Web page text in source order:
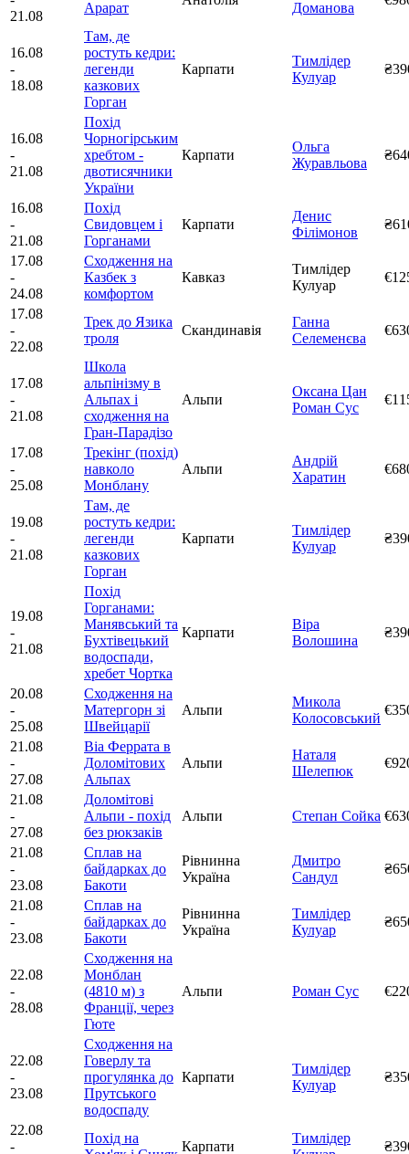
21.08
Арарат
Доманова
16.08
-
18.08
Там, де
ростуть кедри:
легенди
казкових
Горган
Карпати
Тимлідер
Кулуар
16.08
-
21.08
Похід
Чорногірським
хребтом -
двотисячники
України
Карпати
Ольга
Журавльова
16.08
-
21.08
Похід
Свидовцем і
Горганами
Карпати
Денис
Філімонов
17.08
-
24.08
Сходження на
Казбек з
комфортом
Кавказ
Тимлідер
Кулуар
17.08
-
22.08
Трек до Язика
троля
Скандинавія
Ганна
Селеменєва
17.08
-
21.08
Школа
альпінізму в
Альпах і
сходження на
Гран-Парадізо
Альпи
Оксана Цан
Роман Сус
17.08
-
25.08
Трекінг (похід)
навколо
Монблану
Альпи
Андрій
Харатин
19.08
-
21.08
Там, де
ростуть кедри:
легенди
казкових
Горган
Карпати
Тимлідер
Кулуар
19.08
-
21.08
Похід
Горганами:
Манявський та
Бухтівецький
водоспади,
хребет Чортка
Карпати
Віра
Волошина
20.08
-
25.08
Сходження на
Матергорн зі
Швейцарії
Альпи
Микола
Колосовський
21.08
-
27.08
Віа Феррата в
Доломітових
Альпах
Альпи
Наталя
Шелепюк
21.08
-
27.08
Доломітові
Альпи - похід
без рюкзаків
Альпи Степан Сойка
21.08
-
23.08
Сплав на
байдарках до
Бакоти
Рівнинна
Україна
Дмитро
Сандул
21.08
-
23.08
Сплав на
байдарках до
Бакоти
Рівнинна
Україна
Тимлідер
Кулуар
22.08
-
28.08
Сходження на
Монблан
(4810 м) з
Франції, через
Гюте
Альпи Роман Сус
22.08
-
23.08
Сходження на
Говерлу та
прогулянка до
Прутського
водоспаду
Карпати
Тимлідер
Кулуар
22.08
-
Похід на
Карпати
Тимлідер